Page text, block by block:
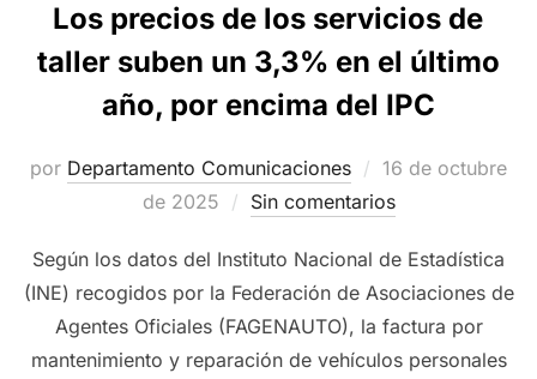
Los precios de los servicios de
taller suben un 3,3% en el último
año, por encima del IPC
por Departamento Comunicaciones
Publicado
el
16 de octubre
de 2025
Sin comentarios
Según los datos del Instituto Nacional de Estadística
(INE) recogidos por la Federación de Asociaciones de
Agentes Oficiales (FAGENAUTO), la factura por
mantenimiento y reparación de vehículos personales